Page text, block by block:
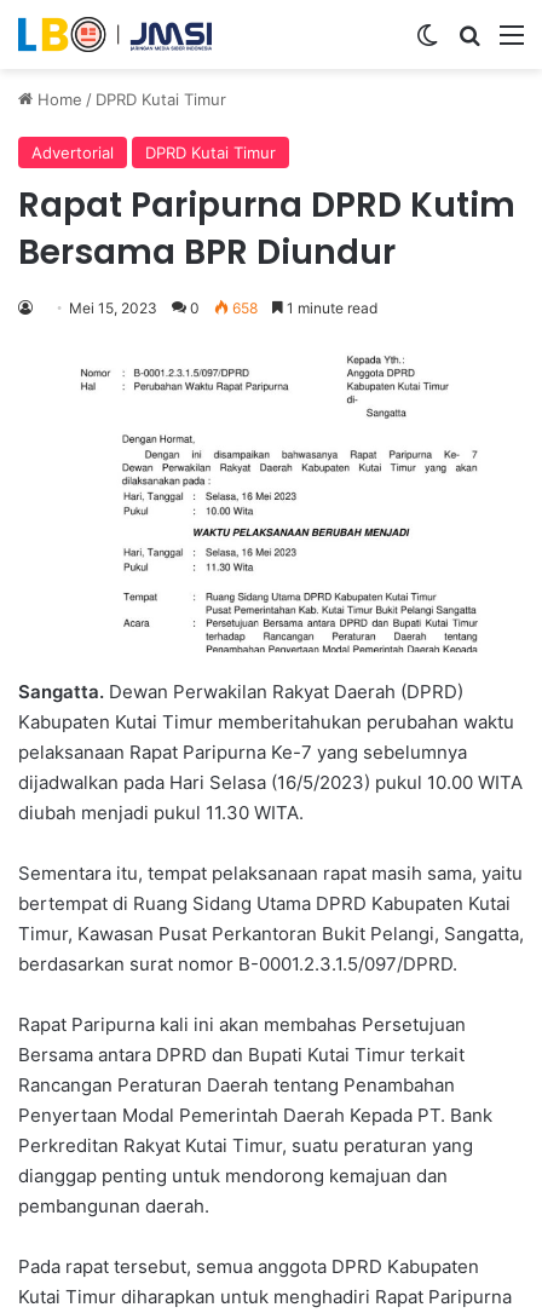
Switch skin
Home / DPRD Kutai Timur
Advertorial DPRD Kutai Timur
Rapat Paripurna DPRD Kutim
Bersama BPR Diundur
Mei 15, 2023 0 658 1 minute read
Sangatta. Dewan Perwakilan Rakyat Daerah (DPRD)
Kabupaten Kutai Timur memberitahukan perubahan waktu
pelaksanaan Rapat Paripurna Ke-7 yang sebelumnya
dijadwalkan pada Hari Selasa (16/5/2023) pukul 10.00 WITA
diubah menjadi pukul 11.30 WITA.
Sementara itu, tempat pelaksanaan rapat masih sama, yaitu
bertempat di Ruang Sidang Utama DPRD Kabupaten Kutai
Timur, Kawasan Pusat Perkantoran Bukit Pelangi, Sangatta,
berdasarkan surat nomor B-0001.2.3.1.5/097/DPRD.
Rapat Paripurna kali ini akan membahas Persetujuan
Bersama antara DPRD dan Bupati Kutai Timur terkait
Rancangan Peraturan Daerah tentang Penambahan
Penyertaan Modal Pemerintah Daerah Kepada PT. Bank
Perkreditan Rakyat Kutai Timur, suatu peraturan yang
dianggap penting untuk mendorong kemajuan dan
pembangunan daerah.
Pada rapat tersebut, semua anggota DPRD Kabupaten
Kutai Timur diharapkan untuk menghadiri Rapat Paripurna